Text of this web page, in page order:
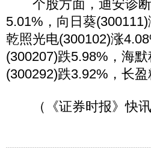
个股方面，迪安诊断
5.01%，向日葵
乾照光电(300102)涨
(300207)跌5.98%，海
(300292)跌3.92%，长
（《证券时报》快讯